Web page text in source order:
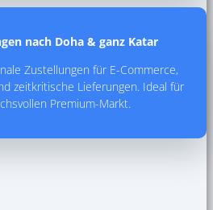
nach Doha & ganz Katar
Zustellungen für E-Commerce,
zeitkritische Lieferungen. Ideal für
Premium-Markt.